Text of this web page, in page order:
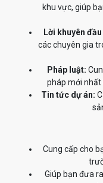
khu vực, giúp
Lời khuyên
các chuyên gia
Pháp luật:
pháp mới nhất
Tin tức dự án:
Cung cấp cho
Giúp bạn đưa